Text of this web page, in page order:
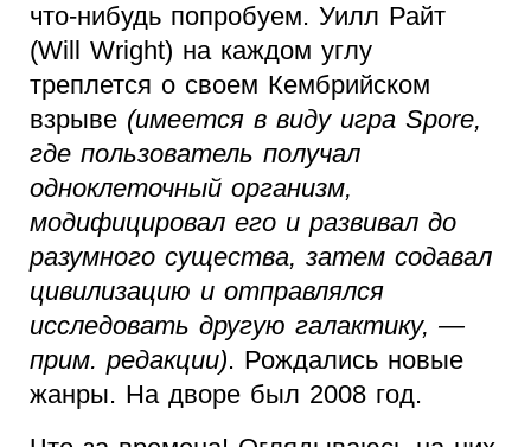
что-нибудь попробуем. Уилл Райт
(Will Wright) на каждом углу
треплется о своем Кембрийском
взрыве (имеется в виду игра Spore,
где пользователь получал
одноклеточный организм,
модифицировал его и развивал до
разумного существа, затем содавал
цивилизацию и отправлялся
исследовать другую галактику, —
прим. редакции). Рождались новые
жанры. На дворе был 2008 год.